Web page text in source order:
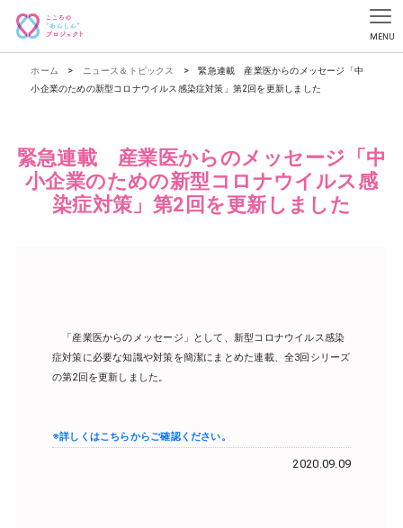
ホーム > ニュース＆トピックス >
緊急連載 産業医からのメッセージ「中
小企業のための新型コロナウイルス感染症対策」第2回を更新しました
緊急連載 産業医からのメッセージ「中
小企業のための新型コロナウイルス感
染症対策」第2回を更新しました
「産業医からのメッセージ」として、新型コロナウイルス感染
症対策に必要な知識や対策を簡潔にまとめた連載、全3回シリーズ
の第2回を更新しました。
※詳しくはこちらからご確認ください。
2020.09.09